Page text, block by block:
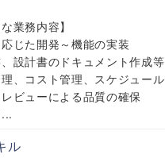
業務内容】
応じた開発～機能の実装
、設計書のドキュメント作成等
理、コスト管理、スケジュール
レビューによる品質の確保
ル